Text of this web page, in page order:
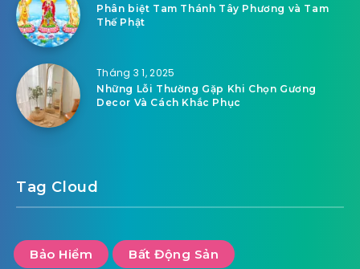
Phân biệt Tam Thánh Tây Phương và Tam
Thế Phật
Tháng 3 1, 2025
Những Lỗi Thường Gặp Khi Chọn Gương
Decor Và Cách Khắc Phục
Tag Cloud
Bảo Hiểm Bất Động Sản